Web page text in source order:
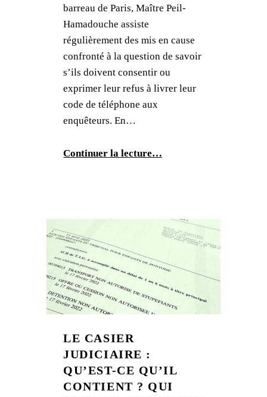
barreau de Paris, Maître Peil-
Hamadouche assiste
régulièrement des mis en cause
confronté à la question de savoir
s’ils doivent consentir ou
exprimer leur refus à livrer leur
code de téléphone aux
enquêteurs. En…
Continuer la lecture…
LE CASIER
JUDICIAIRE :
QU’EST-CE QU’IL
CONTIENT ? QUI